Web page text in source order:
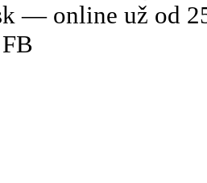
— online už od